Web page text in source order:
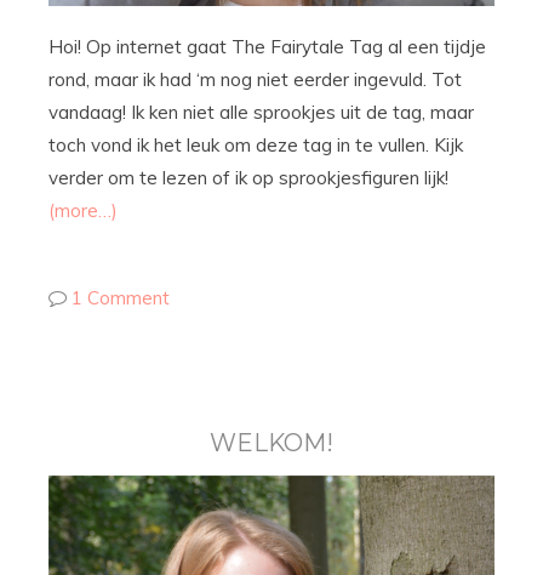
Hoi! Op internet gaat The Fairytale Tag al een tijdje
rond, maar ik had ‘m nog niet eerder ingevuld. Tot
vandaag! Ik ken niet alle sprookjes uit de tag, maar
toch vond ik het leuk om deze tag in te vullen. Kijk
verder om te lezen of ik op sprookjesfiguren lijk!
(more…)
1 Comment
WELKOM!